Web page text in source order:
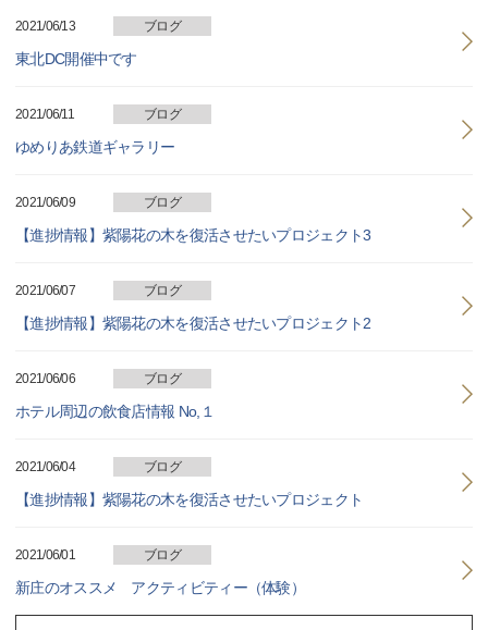
2021/06/13 ブログ
東北DC開催中です
2021/06/11 ブログ
ゆめりあ鉄道ギャラリー
2021/06/09 ブログ
【進捗情報】紫陽花の木を復活させたいプロジェクト3
2021/06/07 ブログ
【進捗情報】紫陽花の木を復活させたいプロジェクト2
2021/06/06 ブログ
ホテル周辺の飲食店情報 No,１
2021/06/04 ブログ
【進捗情報】紫陽花の木を復活させたいプロジェクト
2021/06/01 ブログ
新庄のオススメ アクティビティー（体験）